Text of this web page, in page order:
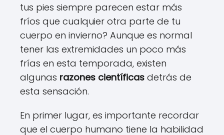
tus pies siempre parecen estar más
fríos que cualquier otra parte de tu
cuerpo en invierno? Aunque es normal
tener las extremidades un poco más
frías en esta temporada, existen
algunas razones científicas detrás de
esta sensación.
En primer lugar, es importante recordar
que el cuerpo humano tiene la habilidad